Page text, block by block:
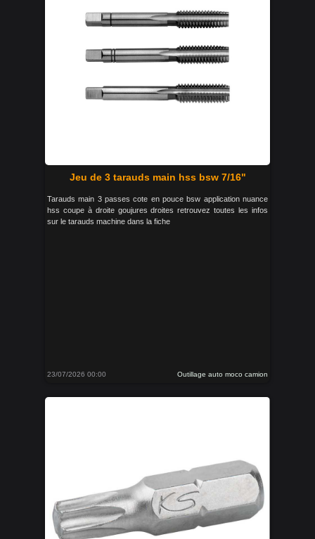
Jeu de 3 tarauds main hss bsw 7/16"
Tarauds main 3 passes cote en pouce bsw application nuance
hss coupe à droite goujures droites retrouvez toutes les infos
sur le tarauds machine dans la fiche
23/07/2026 00:00 Outillage auto moco camion